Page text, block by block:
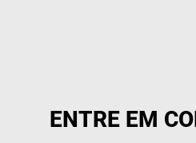
ENTRE EM